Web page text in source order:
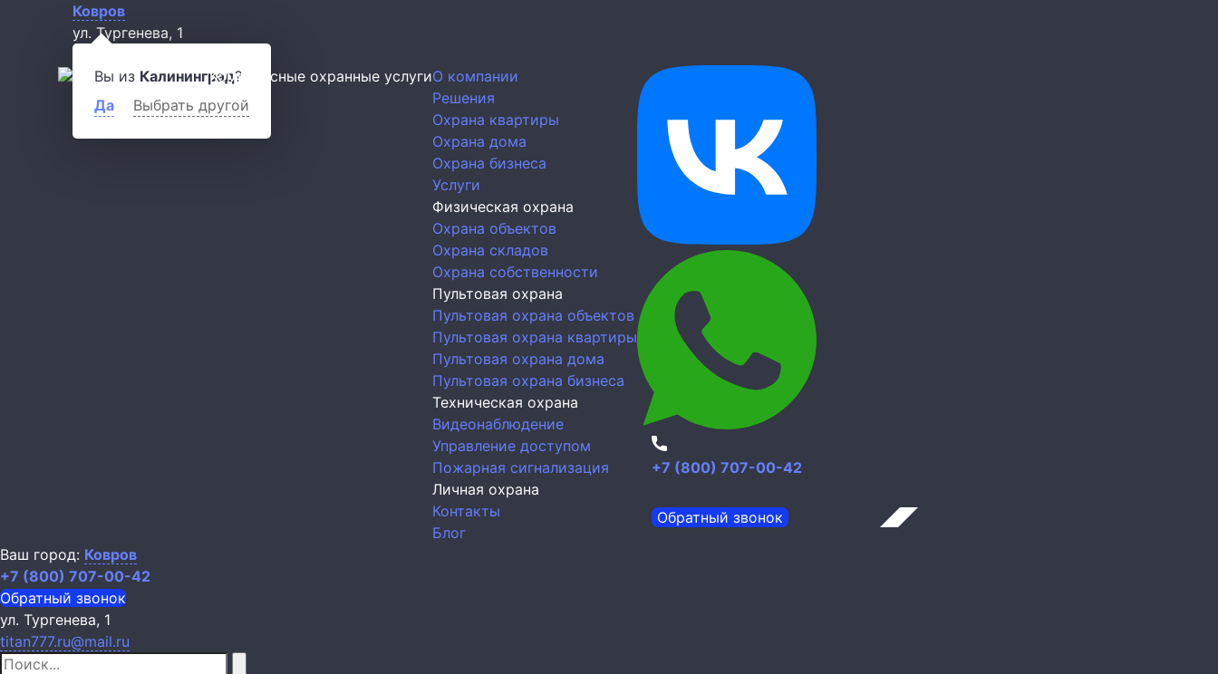
Ковров
Вы из Калининград?
Да
Выбрать другой
ул. Тургенева, 1
Комплексные охранные услугиО компании
Решения
Охрана квартиры
Охрана дома
Охрана бизнеса
Услуги
Физическая охрана
Охрана объектов
Охрана складов
Охрана собственности
Пультовая охрана
Пультовая охрана объектов
Пультовая охрана квартиры
Пультовая охрана дома
Пультовая охрана бизнеса
Техническая охрана
Видеонаблюдение
Управление доступом
Пожарная сигнализация
Личная охрана
Контакты
Блог
+7 (800) 707-00-42
Обратный звонок
Ваш город: Ковров
+7 (800) 707-00-42
Обратный звонок
ул. Тургенева, 1
titan777.ru@mail.ru